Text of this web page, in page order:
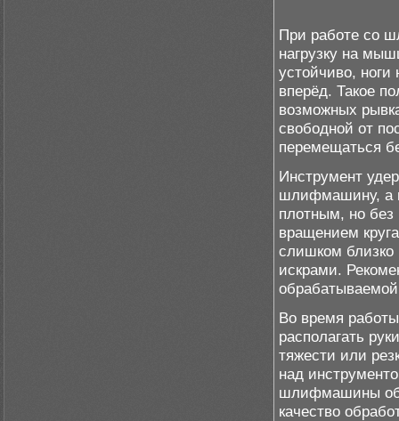
При работе со
нагрузку на
устойчиво,
вперёд. Такое
возможных
свободной от
перемещаться
Инструмент
шлифмашину, а
плотным, но без
вращением
слишком близко
искрами.
Во время
располагать
тяжести или
над
шлифмашины
качество